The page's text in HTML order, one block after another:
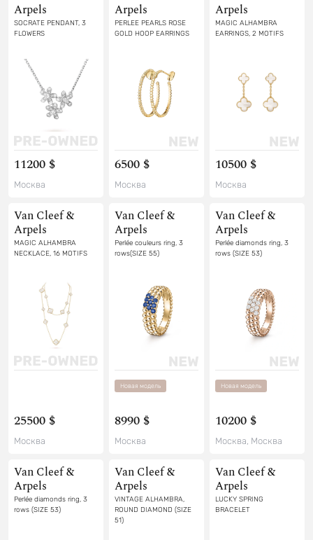
Arpels
SOCRATE PENDANT, 3
FLOWERS
11200 $
Москва
Arpels
PERLEE PEARLS ROSE
GOLD HOOP EARRINGS
6500 $
Москва
Arpels
MAGIC ALHAMBRA
EARRINGS, 2 MOTIFS
10500 $
Москва
Van Cleef &
Arpels
MAGIC ALHAMBRA
NECKLACE, 16 MOTIFS
25500 $
Москва
Van Cleef &
Arpels
Perlée couleurs ring, 3
rows(SIZE 55)
Новая модель
8990 $
Москва
Van Cleef &
Arpels
Perlée diamonds ring, 3
rows (SIZE 53)
Новая модель
10200 $
Москва, Москва
Van Cleef &
Arpels
Perlée diamonds ring, 3
rows (SIZE 53)
Van Cleef &
Arpels
VINTAGE ALHAMBRA,
ROUND DIAMOND (SIZE
51)
Van Cleef &
Arpels
LUCKY SPRING
BRACELET